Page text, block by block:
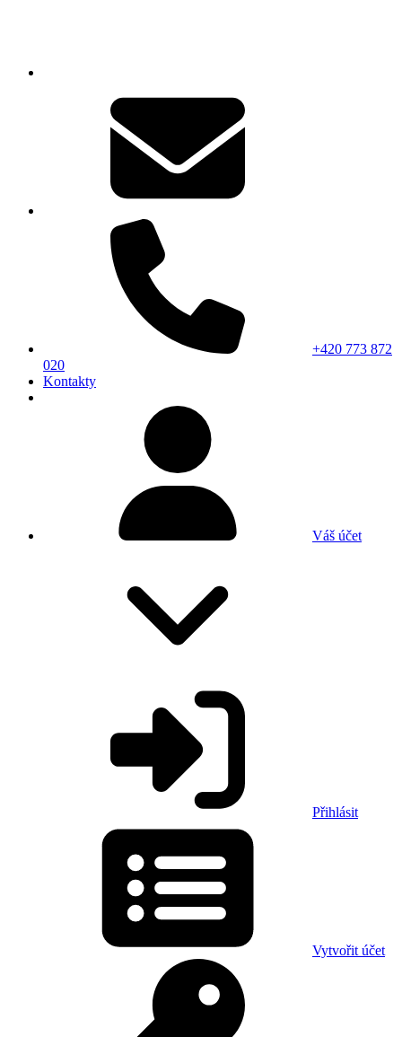
+420 773 872
020
Kontakty
Váš účet
Přihlásit
Vytvořit účet